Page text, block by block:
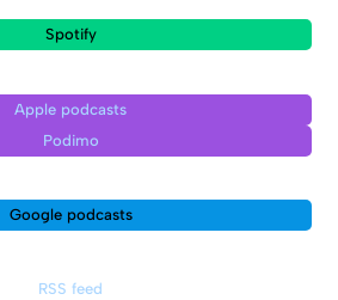
Spotify
Apple podcasts
Podimo
Google podcasts
RSS feed